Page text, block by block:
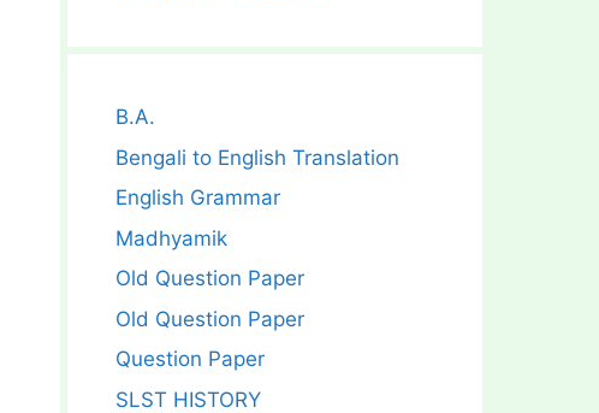
B.A.
Bengali to English Translation
English Grammar
Madhyamik
Old Question Paper
Old Question Paper
Question Paper
SLST HISTORY